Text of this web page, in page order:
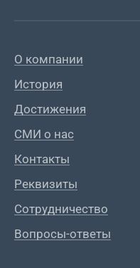
О компании
История
Достижения
СМИ о нас
Контакты
Реквизиты
Сотрудничество
Вопросы-ответы